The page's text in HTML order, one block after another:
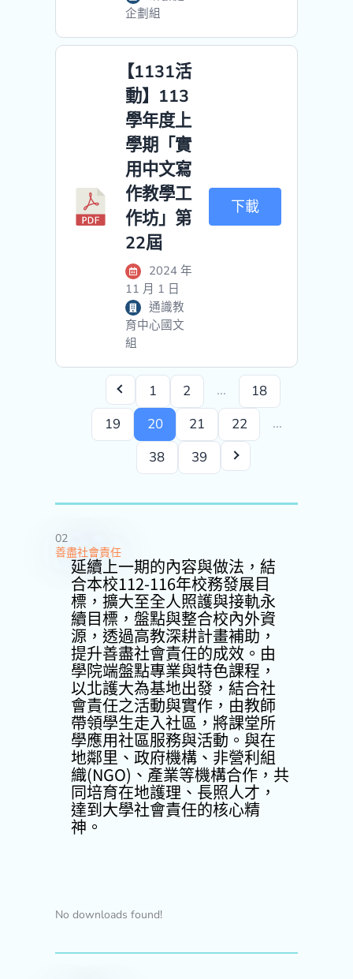
企劃組
【1131活
動】113
學年度上
學期「實
用中文寫
作教學工
作坊」第
22屆
2024 年
11 月 1 日
通識教
育中心國文
組
下載
1 2 ...
18
19
20 21 22
...
38
39
02
善盡社會責任
延續上一期的內容與做法，結
合本校112-116年校務發展目
標，擴大至全人照護與接軌永
續目標，盤點與整合校內外資
源，透過高教深耕計畫補助，
提升善盡社會責任的成效。由
學院端盤點專業與特色課程，
以北護大為基地出發，結合社
會責任之活動與實作，由教師
帶領學生走入社區，將課堂所
學應用社區服務與活動。與在
地鄰里、政府機構、非營利組
織(NGO)、產業等機構合作，共
同培育在地護理、長照人才，
達到大學社會責任的核心精
神。
No downloads found!